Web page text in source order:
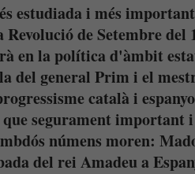
estudiada i més
de Setembre
en la política d'àmbit
del general Prim i el
català i
que segurament
númens moren:
del rei Amadeu a